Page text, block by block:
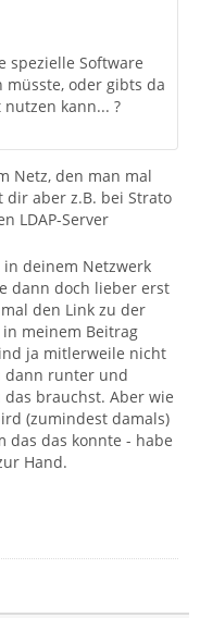
spezielle Software
oder gibts da
kann... ?
Netz, den man mal
dir aber z.B. bei Strato
LDAP-Server
deinem Netzwerk
dann doch lieber erst
den Link zu der
meinem Beitrag
ja mitlerweile nicht
dann runter und
brauchst. Aber wie
(zumindest damals)
das das konnte - habe
Hand.